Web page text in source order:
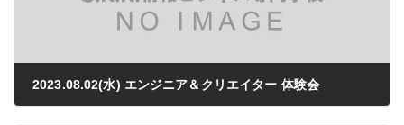
2023.08.02(水) エンジニア＆クリエイター 体験会